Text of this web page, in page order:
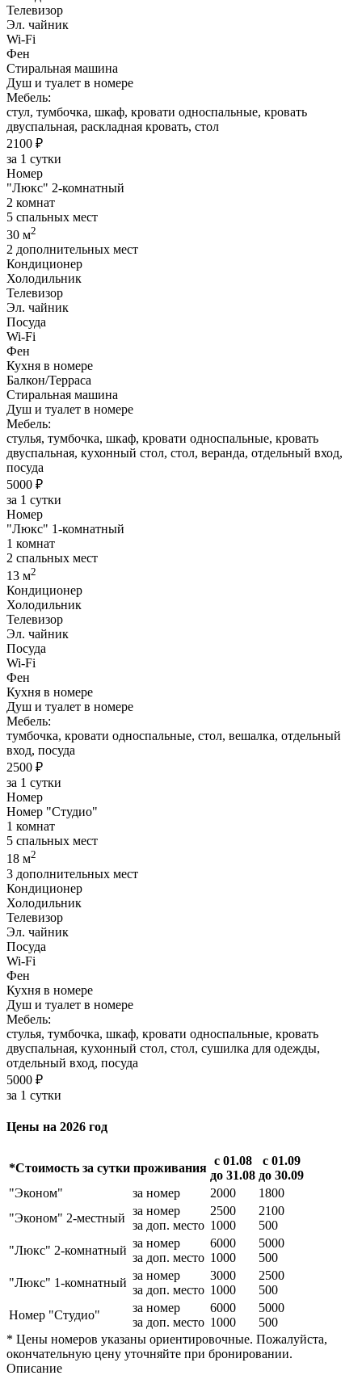
Телевизор
Эл. чайник
Wi-Fi
Фен
Стиральная машина
Душ и туалет в номере
Мебель:
стул, тумбочка, шкаф, кровати односпальные, кровать
двуспальная, раскладная кровать, стол
2100 ₽
за 1 сутки
Номер
"Люкс" 2-комнатный
2 комнат
5 спальных мест
30 м2
2 дополнительных мест
Кондиционер
Холодильник
Телевизор
Эл. чайник
Посуда
Wi-Fi
Фен
Кухня в номере
Балкон/Терраса
Стиральная машина
Душ и туалет в номере
Мебель:
стулья, тумбочка, шкаф, кровати односпальные, кровать
двуспальная, кухонный стол, стол, веранда, отдельный вход,
посуда
5000 ₽
за 1 сутки
Номер
"Люкс" 1-комнатный
1 комнат
2 спальных мест
13 м2
Кондиционер
Холодильник
Телевизор
Эл. чайник
Посуда
Wi-Fi
Фен
Кухня в номере
Душ и туалет в номере
Мебель:
тумбочка, кровати односпальные, стол, вешалка, отдельный
вход, посуда
2500 ₽
за 1 сутки
Номер
Номер "Студио"
1 комнат
5 спальных мест
18 м2
3 дополнительных мест
Кондиционер
Холодильник
Телевизор
Эл. чайник
Посуда
Wi-Fi
Фен
Кухня в номере
Душ и туалет в номере
Мебель:
стулья, тумбочка, шкаф, кровати односпальные, кровать
двуспальная, кухонный стол, стол, сушилка для одежды,
отдельный вход, посуда
5000 ₽
за 1 сутки
Цены на 2026 год
*Стоимость за сутки проживания
с 01.08
до 31.08
с 01.09
до 30.09
"Эконом"
за номер 2000
1800
"Эконом" 2-местный
за номер
за доп. место
2500
1000
2100
500
"Люкс" 2-комнатный
за номер
за доп. место
6000
1000
5000
500
"Люкс" 1-комнатный
за номер
за доп. место
3000
1000
2500
500
Номер "Студио"
за номер
за доп. место
6000
1000
5000
500
* Цены номеров указаны ориентировочные. Пожалуйста,
окончательную цену уточняйте при бронировании.
Описание